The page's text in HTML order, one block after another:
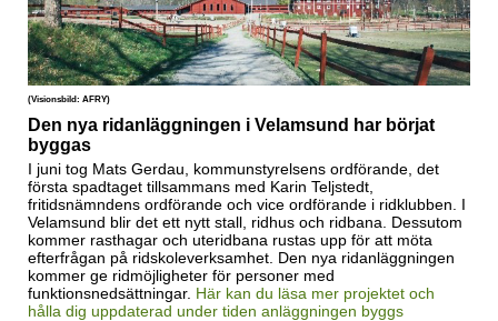
(Visionsbild: AFRY)
Den nya ridanläggningen i Velamsund har börjat
byggas
I juni tog Mats Gerdau, kommunstyrelsens ordförande, det
första spadtaget tillsammans med Karin Teljstedt,
fritidsnämndens ordförande och vice ordförande i ridklubben. I
Velamsund blir det ett nytt stall, ridhus och ridbana. Dessutom
kommer rasthagar och uteridbana rustas upp för att möta
efterfrågan på ridskoleverksamhet. Den nya ridanläggningen
kommer ge ridmöjligheter för personer med
funktionsnedsättningar. Här kan du läsa mer projektet och
hålla dig uppdaterad under tiden anläggningen byggs